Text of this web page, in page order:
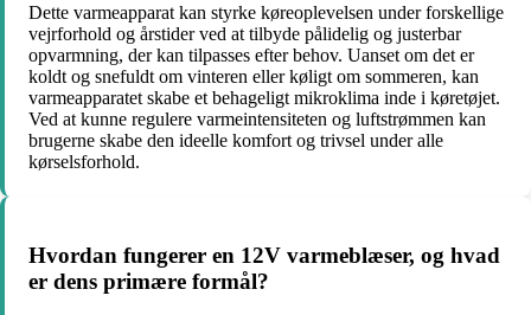
Dette varmeapparat kan styrke køreoplevelsen under forskellige
vejrforhold og årstider ved at tilbyde pålidelig og justerbar
opvarmning, der kan tilpasses efter behov. Uanset om det er
koldt og snefuldt om vinteren eller køligt om sommeren, kan
varmeapparatet skabe et behageligt mikroklima inde i køretøjet.
Ved at kunne regulere varmeintensiteten og luftstrømmen kan
brugerne skabe den ideelle komfort og trivsel under alle
kørselsforhold.
Hvordan fungerer en 12V varmeblæser, og hvad
er dens primære formål?